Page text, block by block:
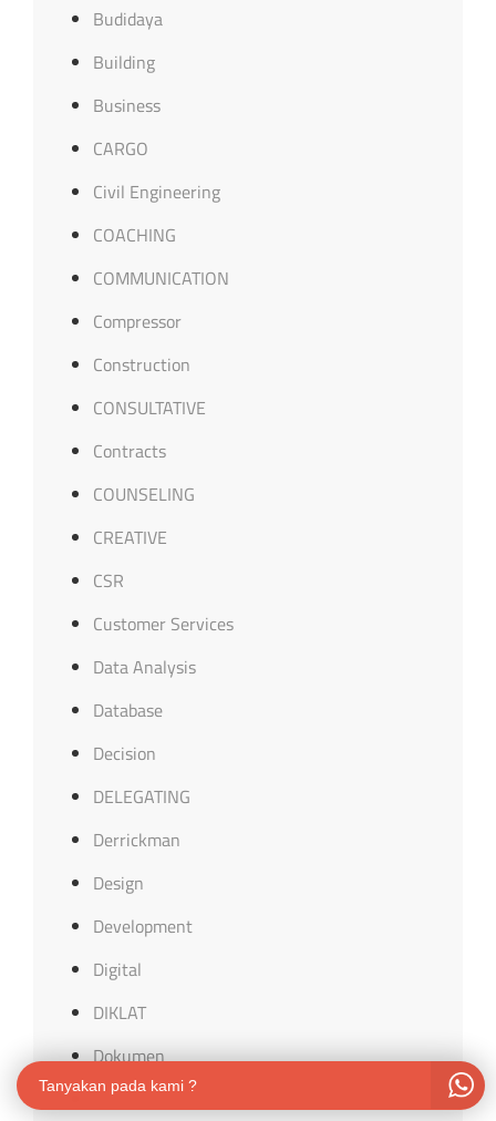
Budidaya
Building
Business
CARGO
Civil Engineering
COACHING
COMMUNICATION
Compressor
Construction
CONSULTATIVE
Contracts
COUNSELING
CREATIVE
CSR
Customer Services
Data Analysis
Database
Decision
DELEGATING
Derrickman
Design
Development
Digital
DIKLAT
Dokumen
Drone
Tanyakan pada kami ?